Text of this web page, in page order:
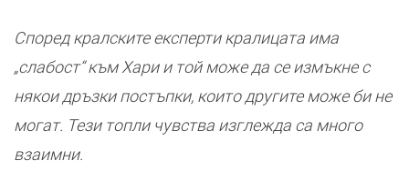
Според кралските експерти кралицата има
„слабост“ към Хари и той може да се измъкне с
някои дръзки постъпки, които другите може би не
могат. Тези топли чувства изглежда са много
взаимни.